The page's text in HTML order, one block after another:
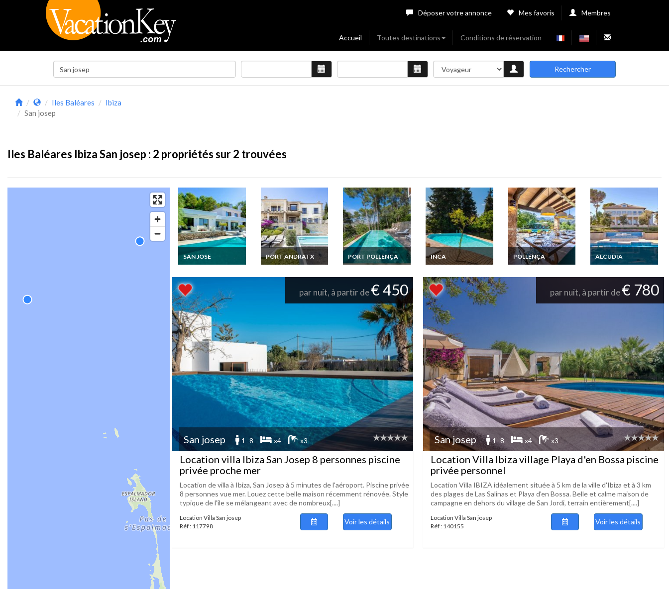
Déposer votre annonce Mes favoris Membres
Accueil Toutes destinations Conditions de réservation
Rechercher
Iles Baléares
Ibiza
San josep
Iles Baléares Ibiza San josep : 2 propriétés sur 2 trouvées
SAN JOSE
Location Villa Ibiza
piscine privée et
personnel
PORT ANDRATX
Iles Baleares
chauffée, jacuzzi,
sauna magnifique
PORT POLLENÇA
Ile Baleares Location
m piscine chauffée
INCA
Iles Baleares location
piscine privée 10
mins des plages
POLLENÇA
Iles Baleares
ALCUDIA
Iles Baleares
Alcudia grande
capacité piscine
chauffée jacuzzi
par nuit, à partir de€ 450
San josep 1 -8 x4 x3
Location villa Ibiza San Josep 8 personnes piscine
privée proche mer
Location de villa à Ibiza, San Josep à 5 minutes de l'aéroport. Piscine privée
8 personnes vue mer. Louez cette belle maison récemment rénovée. Style
typique de l'île se mélangeant avec de nombreux[....]
Location Villa San josep
Réf : 117798
Voir les détails
par nuit, à partir de€ 780
San josep 1 -8 x4 x3
Location Villa Ibiza village Playa d'en Bossa piscine
privée personnel
Location Villa IBIZA idéalement située à 5 km de la ville d'Ibiza et à 3 km
des plages de Las Salinas et Playa d'en Bossa. Belle et calme maison de
campagne en dehors du village de San Jordi, terrain entièrement[....]
Location Villa San josep
Réf : 140155
Voir les détails